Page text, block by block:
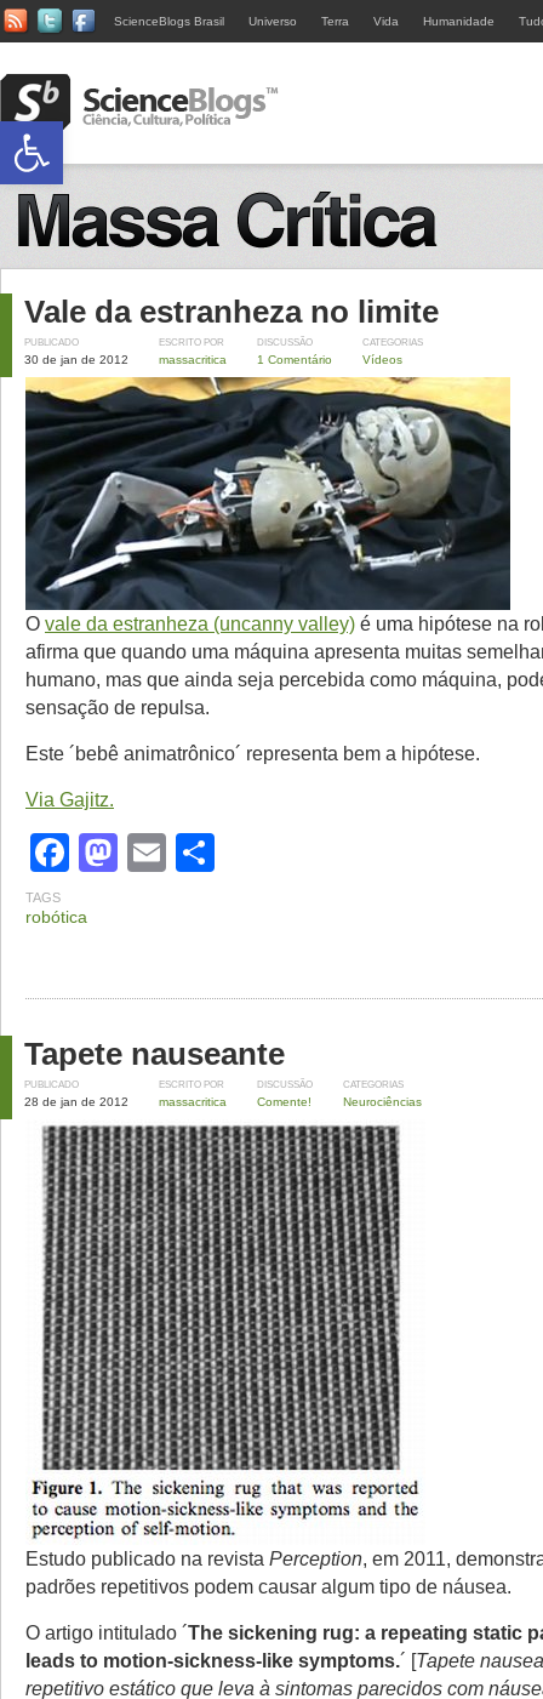
ScienceBlogs Brasil Universo Terra Vida Humanidade
Vale da estranheza no limite
PUBLICADO
30 de jan de 2012
ESCRITO POR
massacritica
DISCUSSÃO
1 Comentário
CATEGORIAS
Vídeos
O vale da estranheza (uncanny valley) é uma hipótese na
afirma que quando uma máquina apresenta muitas
humano, mas que ainda seja percebida como máquina,
sensação de repulsa.
Este ´bebê animatrônico´ representa bem a hipótese.
Via Gajitz.
Facebook
Mastodon
Email
TAGS
robótica
Tapete nauseante
PUBLICADO
28 de jan de 2012
ESCRITO POR
massacritica
DISCUSSÃO
Comente!
CATEGORIAS
Neurociências
Estudo publicado na revista Perception, em 2011,
padrões repetitivos podem causar algum tipo de náusea.
O artigo intitulado ´The sickening rug: a repeating static
leads to motion-sickness-like symptoms.´ [Tapete
repetitivo estático que leva à sintomas parecidos com
Abrir a barra de ferramentas